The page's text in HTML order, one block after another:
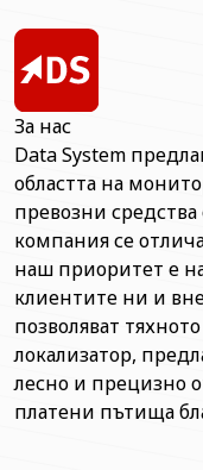
За нас
Data System
областта на
превозни
компания се
наш приоритет е
клиентите ни и
позволяват
локализатор,
лесно и прецизно
платени пътища